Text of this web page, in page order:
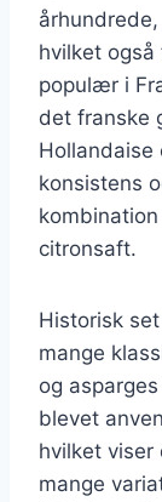
hvilket
populær i
det franske
Hollandaise
konsistens
citronsaft.
Historisk
mange
og
blevet
hvilket viser
mange